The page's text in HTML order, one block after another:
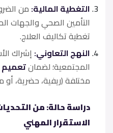
التغطية المالية: من
التأمين الصحي والجهات
تغطية تكاليف العلاج.
النهج التعاوني: إشراك
المجتمعية؛ لضمانتعميم
مختلفة (ريفية، حضرية، أو
دراسة حالة: من
الاستقرار المهني